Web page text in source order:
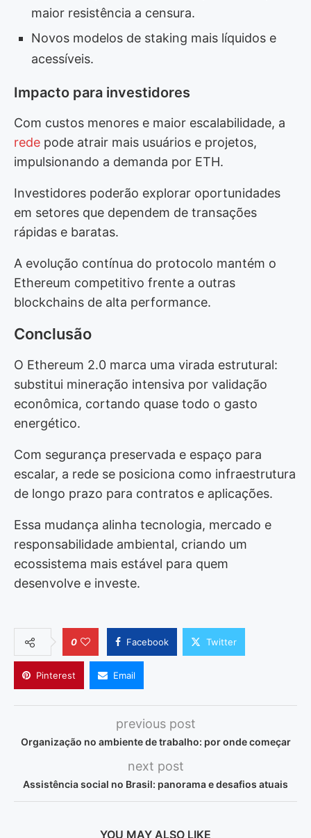
maior resistência a censura.
Novos modelos de staking mais líquidos e
acessíveis.
Impacto para investidores
Com custos menores e maior escalabilidade, a
rede pode atrair mais usuários e projetos,
impulsionando a demanda por ETH.
Investidores poderão explorar oportunidades
em setores que dependem de transações
rápidas e baratas.
A evolução contínua do protocolo mantém o
Ethereum competitivo frente a outras
blockchains de alta performance.
Conclusão
O Ethereum 2.0 marca uma virada estrutural:
substitui mineração intensiva por validação
econômica, cortando quase todo o gasto
energético.
Com segurança preservada e espaço para
escalar, a rede se posiciona como infraestrutura
de longo prazo para contratos e aplicações.
Essa mudança alinha tecnologia, mercado e
responsabilidade ambiental, criando um
ecossistema mais estável para quem
desenvolve e investe.
0 Facebook Twitter
Pinterest Email
previous post
Organização no ambiente de trabalho: por onde começar
next post
Assistência social no Brasil: panorama e desafios atuais
YOU MAY ALSO LIKE